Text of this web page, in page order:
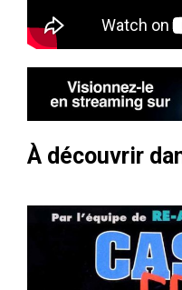
À découvrir